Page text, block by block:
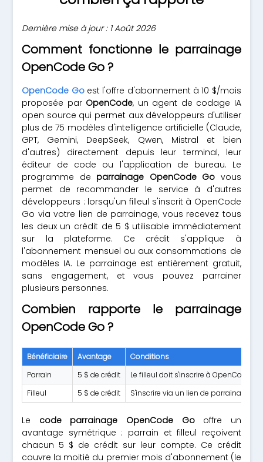
Dernière mise à jour : 1 Août 2026
Comment fonctionne le parrainage
OpenCode Go ?
OpenCode Goest l'offre d'abonnement à 10 $/mois
proposée par OpenCode, un agent de codage IA
open source qui permet aux développeurs d'utiliser
plus de 75 modèles d'intelligence artificielle (Claude,
GPT, Gemini, DeepSeek, Qwen, Mistral et bien
d'autres) directement depuis leur terminal, leur
éditeur de code ou l'application de bureau. Le
programme de parrainage OpenCode Go vous
permet de recommander le service à d'autres
développeurs : lorsqu'un filleul s'inscrit à OpenCode
Go via votre lien de parrainage, vous recevez tous
les deux un crédit de 5 $ utilisable immédiatement
sur la plateforme. Ce crédit s'applique à
l'abonnement mensuel ou aux consommations de
modèles IA. Le parrainage est entièrement gratuit,
sans engagement, et vous pouvez parrainer
plusieurs personnes.
Combien rapporte le parrainage
OpenCode Go ?
Bénéficiaire Avantage
Conditions
Parrain
5 $ de crédit
Le filleul doit s'inscrire à OpenCode
Filleul
5 $ de crédit S'inscrire via un lien de parrainage
Le code parrainage OpenCode Gooffre un
avantage symétrique : parrain et filleul reçoivent
chacun 5 $ de crédit sur leur compte. Ce crédit
couvre la moitié du premier mois d'abonnement (le